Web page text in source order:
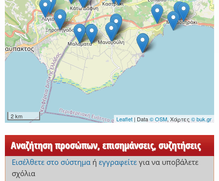
2 km Leaflet | Data© OSM, Χάρτες© buk.gr
Αναζήτηση προσώπων, επισημάνσεις, συζητήσεις
Εισέλθετε στο σύστημαή εγγραφείτεγια να υποβάλετε
σχόλια